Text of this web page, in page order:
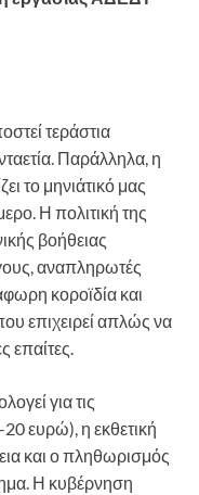
τεράστια
Παράλληλα, η
το μηνιάτικό μας
Η πολιτική της
βοήθειας
αναπληρωτές
κοροϊδία και
επιχειρεί απλώς να
επαίτες.
για τις
ευρώ), η εκθετική
και ο πληθωρισμός
Η κυβέρνηση